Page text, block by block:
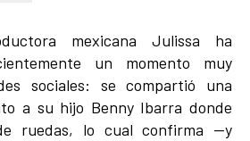
mexicana Julissa ha
un momento muy
sociales: se compartió una
a su hijo Benny Ibarra donde
ruedas, lo cual confirma —y